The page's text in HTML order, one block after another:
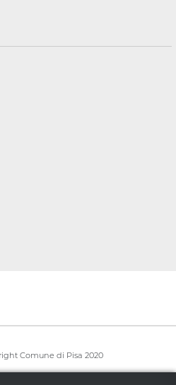
Comune di Pisa 2020